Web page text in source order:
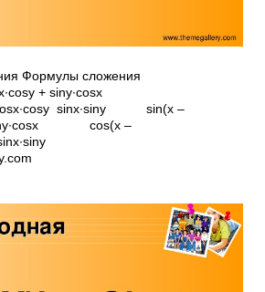
Формулы сложения
+ siny∙cosx
sinx∙siny sin(x –
siny∙cosx cos(x –
+ sinx∙siny